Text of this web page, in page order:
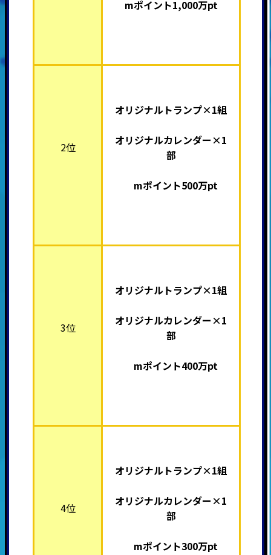
mポイント1,000万pt
2位
オリジナルトランプ×1組
オリジナルカレンダー×1
部
mポイント500万pt
3位
オリジナルトランプ×1組
オリジナルカレンダー×1
部
mポイント400万pt
4位
オリジナルトランプ×1組
オリジナルカレンダー×1
部
mポイント300万pt